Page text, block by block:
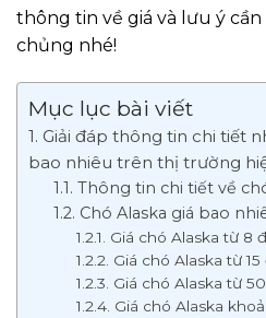
thông tin về giá và lưu ý
chủng nhé!
Mục lục bài viết
Giải đáp thông tin chi tiết
bao nhiêu trên thị trường
Thông tin chi tiết về
Chó Alaska giá bao
Giá chó Alaska từ 8
Giá chó Alaska từ
Giá chó Alaska từ
Giá chó Alaska